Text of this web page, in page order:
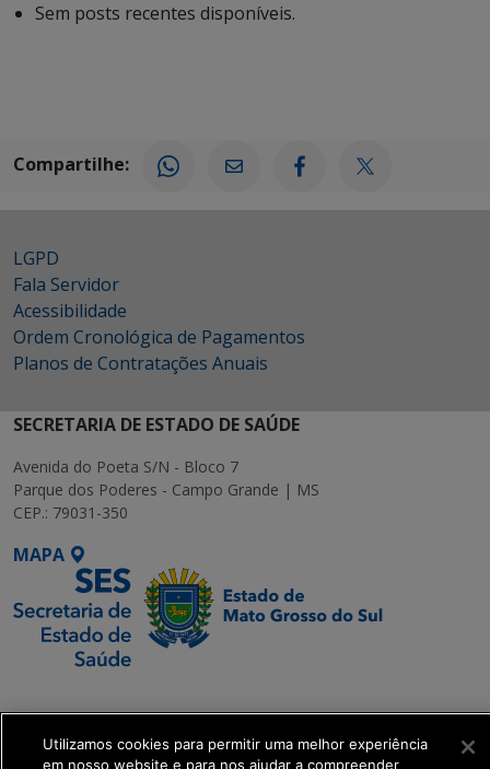
Sem posts recentes disponíveis.
Compartilhe:
LGPD
Fala Servidor
Acessibilidade
Ordem Cronológica de Pagamentos
Planos de Contratações Anuais
SECRETARIA DE ESTADO DE SAÚDE
Avenida do Poeta S/N - Bloco 7
Parque dos Poderes - Campo Grande | MS
CEP.: 79031-350
MAPA
Executiva de
Transformação Digital
Utilizamos cookies para permitir uma melhor experiência
em nosso website e para nos ajudar a compreender